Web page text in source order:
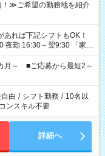
≫ご希望の勤務地を紹介
16:30～翌9:30 「家族
夕飯の準備がしたい」
、ご希望を教えてください
計で週40時間を超える場
月～ ■ご応募から最短2～
由 / シフト勤務 / 10名以
ンスキル不要
詳細へ